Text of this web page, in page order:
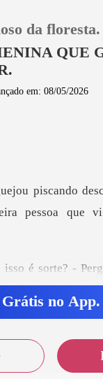
da floresta.
QUE
em: 08/05/2026
o é sorte? -
Grátis no App.